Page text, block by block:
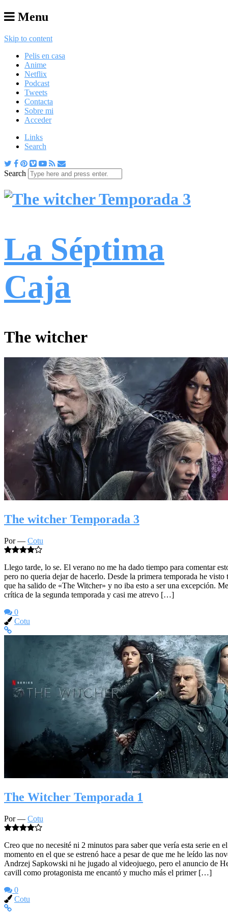
Menu
Skip to content
Pelis en casa
Anime
Netflix
Podcast
Tweets
Contacta
Sobre mi
Acceder
Links
Search
Search
La Séptima
Caja
The witcher
The witcher Temporada 3
Por — Cotu
Llego tarde, lo se. El verano no me ha dado tiempo para comentar
pero no queria dejar de hacerlo. Desde la primera temporada he visto
que ha salido de «The Witcher» y no iba esto a ser una excepción.
crítica de la segunda temporada y casi me atrevo […]
0
Cotu
The Witcher Temporada 1
Por — Cotu
Creo que no necesité ni 2 minutos para saber que vería esta serie en
momento en el que se estrenó hace a pesar de que me he leído las
Andrzej Sapkowski ni he jugado al videojuego, pero el anuncio de
cavill como protagonista me encantó y mucho más el primer […]
0
Cotu